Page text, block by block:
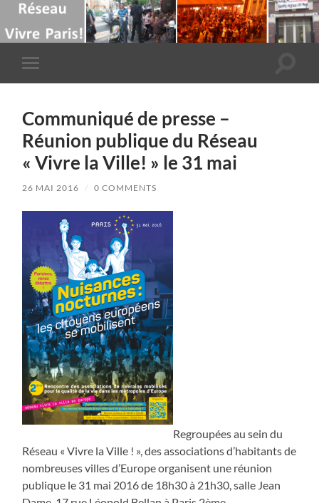
Toggle
mobile
Communiqué de presse –
Réunion publique du Réseau
« Vivre la Ville! » le 31 mai
26 MAI 2016 / 0 COMMENTS
Regroupées au sein du
Réseau « Vivre la Ville ! », des associations d’habitants de
nombreuses villes d’Europe organisent une réunion
publique le 31 mai 2016 de 18h30 à 21h30, salle Jean